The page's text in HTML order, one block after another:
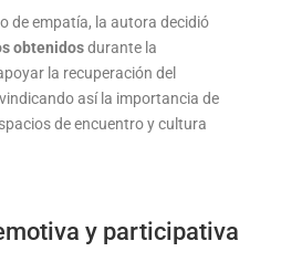
de empatía, la autora decidió
obtenidosdurante la
la recuperación del
así la importancia de
de encuentro y cultura
y participativa